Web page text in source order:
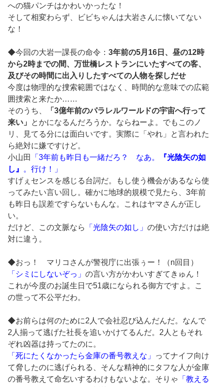
への猫パンチはかわいかったな！
そして相変わらず、ビビちゃんは大岩さんに懐いてない
な！
◆今回の大岩一課長の命令： 3年前の5月16日、昼の12時
から2時までの間、万世橋レストランにいたすべての客、
及びその時間に出入りしたすべての人物を探しだせ
今度は物理的な捜索範囲ではなく、時間的な意味での広範
囲捜索と来たか……
そのうち、
「3億年前のパラレルワールドの宇宙へ行って
来い」
とかになるんだろうか。ならねーよ。でもこのノ
リ、見てる分には面白いです。実際に「やれ」と言われた
ら絶対に嫌ですけど。
小山田
「3年前も昨日も一緒だろ？ なあ。
『光陰矢の如
し』
。行け！」
すげぇセンスを感じる台詞だ。もし使う機会があるなら使
ってみたい言い回し。確かに地球的規模で見たら、3年前
も昨日も誤差ですらないもんな。これはヤマさんが正し
い。
だけど、この文脈なら
「光陰矢の如し」 の使い方だけは絶
対に違う。
◆おっ！ マリコさんが警視庁に出張ぅー！（n回目）
「シミにしないぞっ」 の言い方がかわいすぎてきゅん！
これが今度のお誕生日で51歳になられる御方ですよ。こ
の世って不公平だわ。
◆お前らは何のために2人で会社忍び込んだんだ。なんで
2人揃って逃げた社長を追いかけてるんだ。2人ともそれ
ぞれ凶器は持ってたのに。
「死にたくなかったら金庫の番号教えな」
ってナイフ向け
て脅したのに逃げられる、そんな精神的にタフな人が金庫
の番号教えて命乞いするわけもないよな。そりゃ
「教える